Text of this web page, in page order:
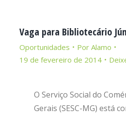
Vaga para Bibliotecário
Oportunidades Por Alamo
19 de fevereiro de 2014
O Serviço Social do
Gerais (SESC-MG) está